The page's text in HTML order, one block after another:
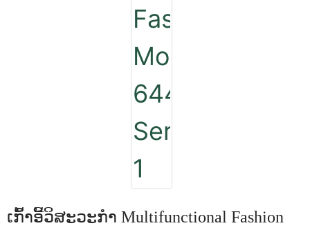
ເກົ້າອີ້ວິສະວະກໍາ Multifunctional Fashion